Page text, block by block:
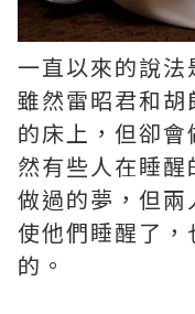
一直以來的說法
雖然雷昭君和
的床上，但卻
然有些人在睡
做過的夢，但
使他們睡醒了
的。